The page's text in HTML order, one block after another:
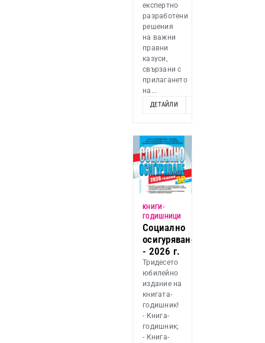
експертно
разработени
решения
на важни
правни
казуси,
свързани с
прилагането
на...
ДЕТАЙЛИ
KНИГИ-
ГОДИШНИЦИ
Социално
осигуряване
- 2026 г.
Тридесето
юбилейно
издание на
книгата-
годишник!
- Книга-
годишник;
- Книга-